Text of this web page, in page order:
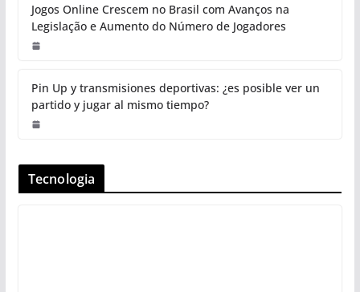
Jogos Online Crescem no Brasil com Avanços na
Legislação e Aumento do Número de Jogadores
Pin Up y transmisiones deportivas: ¿es posible ver un
partido y jugar al mismo tiempo?
Tecnologia